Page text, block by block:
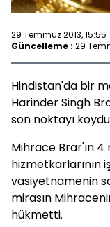
29 Temmuz 2013, 15:55
Güncelleme : 29
Hindistan'da bir
Harinder Singh
son noktayı
Mihrace Brar'ın 4
hizmetkarlarının
vasiyetnamenin
mirasın
hükmetti.